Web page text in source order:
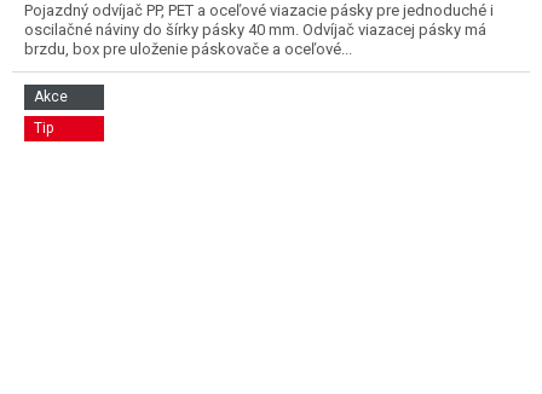
Pojazdný odvíjač PP, PET a oceľové viazacie pásky pre jednoduché i
oscilačné náviny do šírky pásky 40 mm. Odvíjač viazacej pásky má
brzdu, box pre uloženie páskovače a oceľové...
Akce
Tip